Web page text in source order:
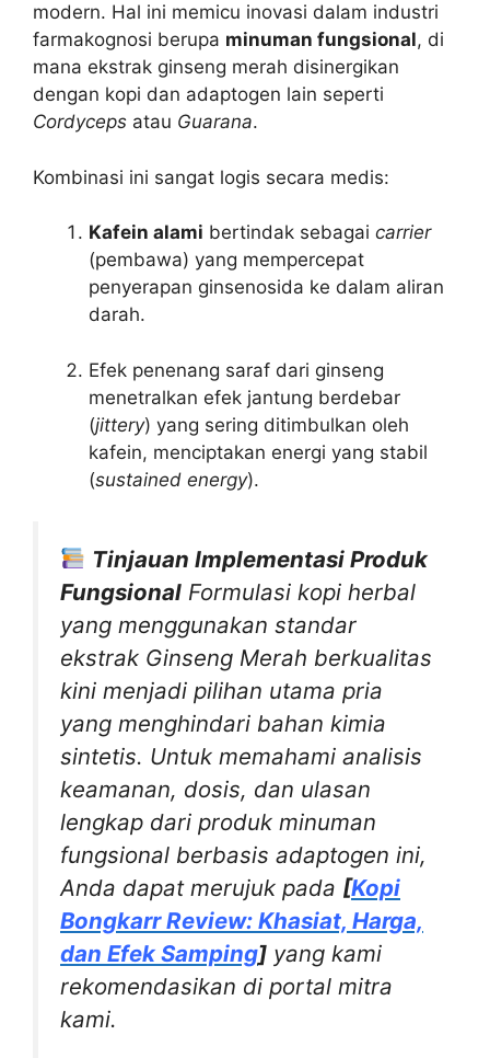
modern. Hal ini memicu inovasi dalam industri
farmakognosi berupa minuman fungsional, di
mana ekstrak ginseng merah disinergikan
dengan kopi dan adaptogen lain seperti
Cordyceps atau Guarana.
Kombinasi ini sangat logis secara medis:
Kafein alami bertindak sebagai carrier
(pembawa) yang mempercepat
penyerapan ginsenosida ke dalam aliran
darah.
Efek penenang saraf dari ginseng
menetralkan efek jantung berdebar
(jittery) yang sering ditimbulkan oleh
kafein, menciptakan energi yang stabil
(sustained energy).
Tinjauan Implementasi Produk
Fungsional Formulasi kopi herbal
yang menggunakan standar
ekstrak Ginseng Merah berkualitas
kini menjadi pilihan utama pria
yang menghindari bahan kimia
sintetis. Untuk memahami analisis
keamanan, dosis, dan ulasan
lengkap dari produk minuman
fungsional berbasis adaptogen ini,
Anda dapat merujuk pada [Kopi
Bongkarr Review: Khasiat, Harga,
dan Efek Samping] yang kami
rekomendasikan di portal mitra
kami.